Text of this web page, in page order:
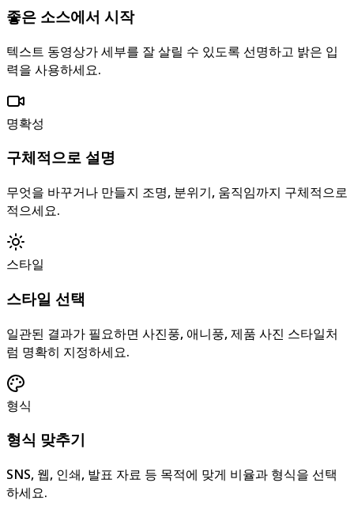
좋은 소스에서 시작
텍스트 동영상가 세부를 잘 살릴 수 있도록 선명하고 밝은 입
력을 사용하세요.
명확성
구체적으로 설명
무엇을 바꾸거나 만들지 조명, 분위기, 움직임까지 구체적으로
적으세요.
스타일
스타일 선택
일관된 결과가 필요하면 사진풍, 애니풍, 제품 사진 스타일처
럼 명확히 지정하세요.
형식
형식 맞추기
SNS, 웹, 인쇄, 발표 자료 등 목적에 맞게 비율과 형식을 선택
하세요.